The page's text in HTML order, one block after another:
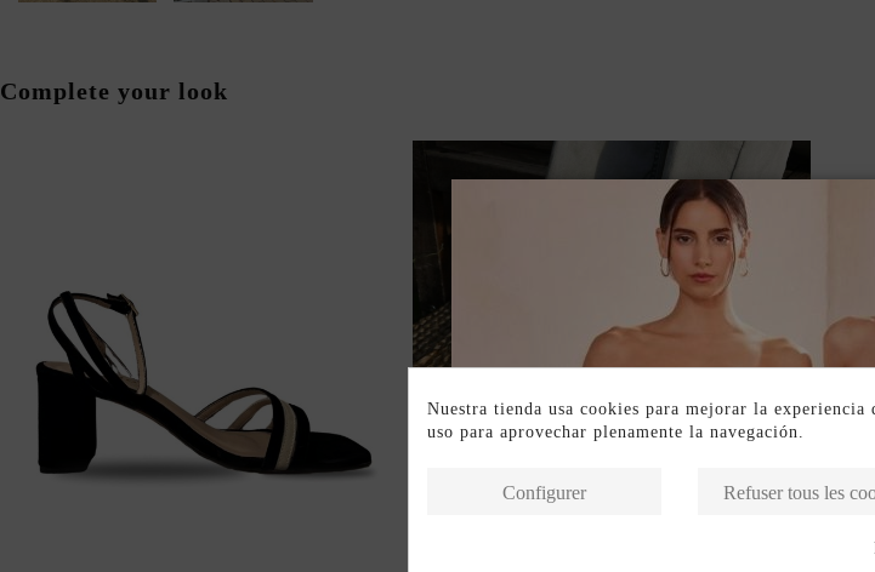
Complete your look
Nuestra tienda usa cookies para mejorar la experiencia
uso para aprovechar plenamente la navegación.
Refuser tous les
Configurer